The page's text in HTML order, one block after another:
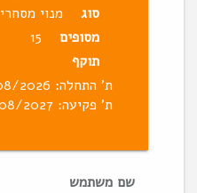
סוג
מנוי מסחרי
מסופים
תוקף
ת' התחלה: 08/08/2026
ת' פקיעה: 08/08/2027
שם משתמש